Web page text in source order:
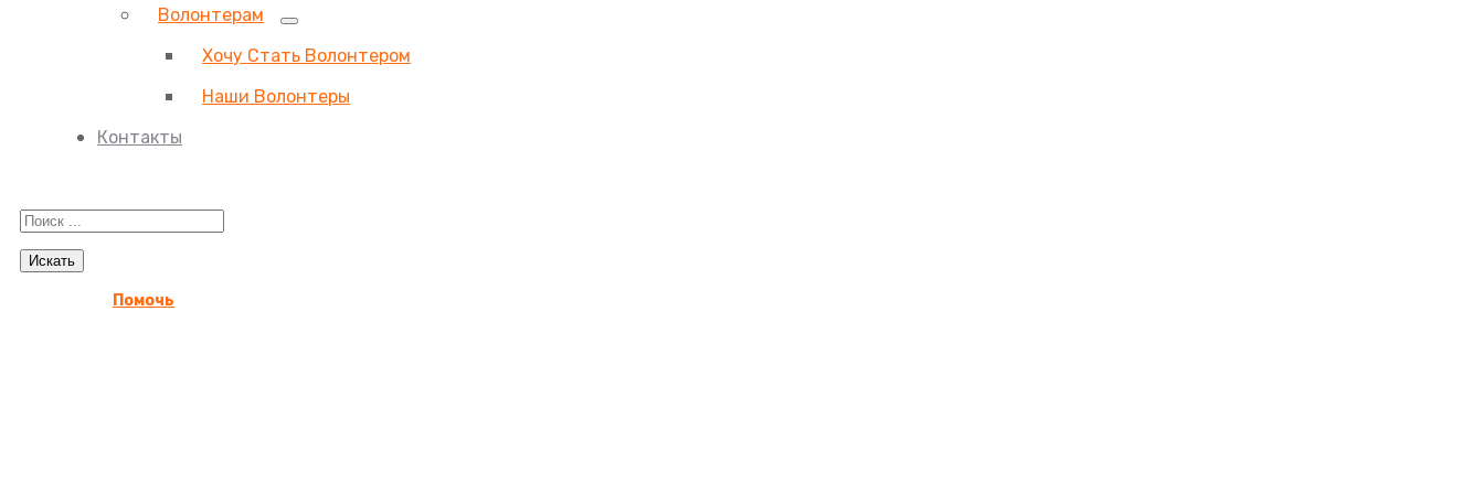
Волонтерам
Хочу Стать Волонтером
Наши Волонтеры
Контакты
Помочь